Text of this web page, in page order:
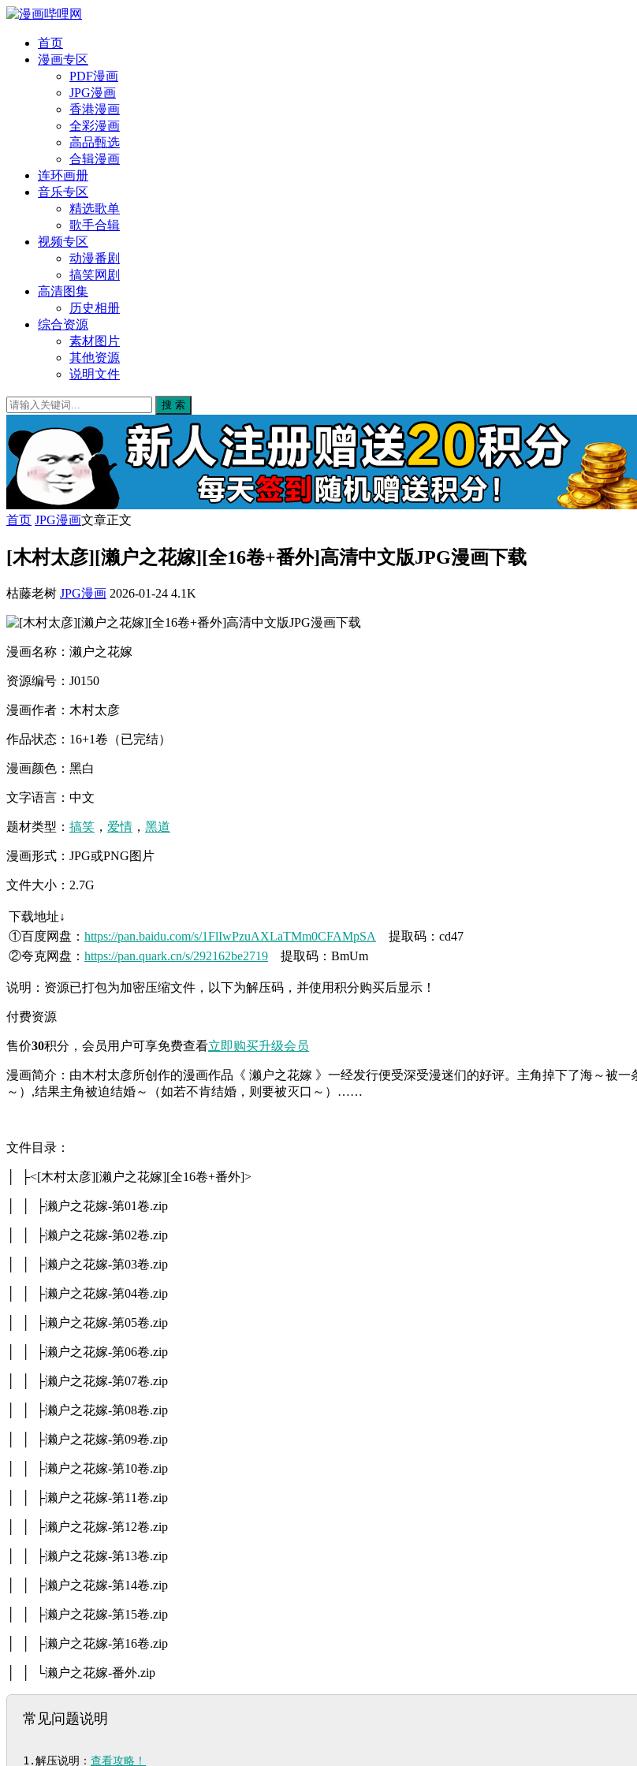
首页
漫画专区
PDF漫画
JPG漫画
香港漫画
全彩漫画
高品甄选
合辑漫画
连环画册
音乐专区
精选歌单
歌手合辑
视频专区
动漫番剧
搞笑网剧
高清图集
历史相册
综合资源
素材图片
其他资源
说明文件
搜 索
首页 JPG漫画文章正文
[木村太彦][濑户之花嫁][全16卷+番外]高清中文版JPG漫画下载
枯藤老树 JPG漫画 2026-01-24 4.1K
漫画名称：濑户之花嫁
资源编号：J0150
漫画作者：木村太彦
作品状态：16+1卷（已完结）
漫画颜色：黑白
文字语言：中文
题材类型： 搞笑 ， 爱情 ， 黑道
漫画形式：JPG或PNG图片
文件大小：2.7G
下载地址↓
①百度网盘： https://pan.baidu.com/s/1FlIwPzuAXLaTMm0CFAMpSA
提取码：cd47
②夸克网盘： https://pan.quark.cn/s/292162be2719 提取码：BmUm
说明：资源已打包为加密压缩文件，以下为解压码，并使用积分购买后显示！
付费资源
售价30积分 ，会员用户可享免费查看立即购买升级会员
漫画简介：由木村太彦所创作的漫画作品《 濑户之花嫁 》一经发行便受深受漫迷们的好评。主角掉下了海～被
～）,结果主角被迫结婚～（如若不肯结婚，则要被灭口～）……
文件目录：
│ ├<[木村太彦][濑户之花嫁][全16卷+番外]>
│ │ ├濑户之花嫁-第01卷.zip
│ │ ├濑户之花嫁-第02卷.zip
│ │ ├濑户之花嫁-第03卷.zip
│ │ ├濑户之花嫁-第04卷.zip
│ │ ├濑户之花嫁-第05卷.zip
│ │ ├濑户之花嫁-第06卷.zip
│ │ ├濑户之花嫁-第07卷.zip
│ │ ├濑户之花嫁-第08卷.zip
│ │ ├濑户之花嫁-第09卷.zip
│ │ ├濑户之花嫁-第10卷.zip
│ │ ├濑户之花嫁-第11卷.zip
│ │ ├濑户之花嫁-第12卷.zip
│ │ ├濑户之花嫁-第13卷.zip
│ │ ├濑户之花嫁-第14卷.zip
│ │ ├濑户之花嫁-第15卷.zip
│ │ ├濑户之花嫁-第16卷.zip
│ │ └濑户之花嫁-番外.zip
常见问题说明
1.解压说明： 查看攻略！